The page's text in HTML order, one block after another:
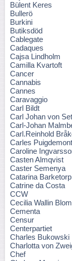
Bülent Keres
Bullerö
Burkini
Butiksdöd
Cablegate
Cadaques
Cajsa Lindholm
Camilla Kvartoft
Cancer
Cannabis
Cannes
Caravaggio
Carl Bildt
Carl Johan von
Carl-Johan
Carl.Reinhold
Carles Puigdemont
Caroline
Casten Almqvist
Caster Semenya
Catarina Barketorp
Catrine da Costa
CCW
Cecilia Wallin
Cementa
Censur
Centerpartiet
Charles Bukowski
Charlotta von
Chef